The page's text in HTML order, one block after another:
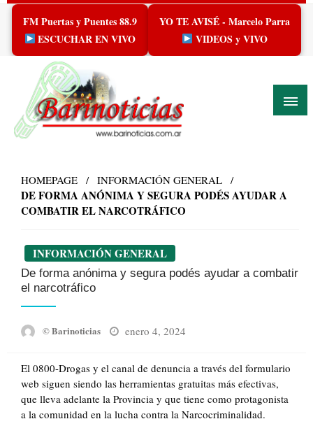
Skip
content
FM Puertas y Puentes 88.9
ESCUCHAR EN VIVO
YO TE AVISÉ - Marcelo Parra
VIDEOS y VIVO
HOMEPAGE INFORMACIÓN GENERAL
DE FORMA ANÓNIMA Y SEGURA PODÉS AYUDAR A
COMBATIR EL NARCOTRÁFICO
INFORMACIÓN GENERAL
De forma anónima y segura podés ayudar a combatir
el narcotráfico
© Barinoticias
Posted
enero 4, 2024
El 0800-Drogas y el canal de denuncia a través del formulario
web siguen siendo las herramientas gratuitas más efectivas,
que lleva adelante la Provincia y que tiene como protagonista
a la comunidad en la lucha contra la Narcocriminalidad.